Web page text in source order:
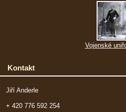
Vojenské
Kontakt
Jiří Anderle
+ 420 776 592 254